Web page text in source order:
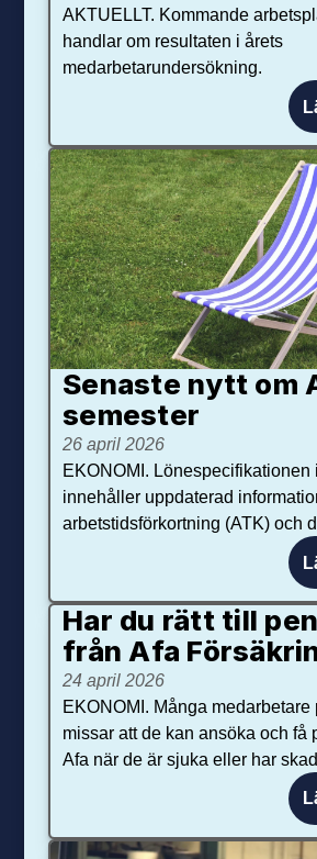
AKTUELLT. Kommande
handlar om resultaten i årets
medarbetarundersökning.
Senaste nytt om
se­mester
26 april 2026
EKONOMI. Lönespecifikationen
innehåller uppdaterad
arbetstidsförkortning (ATK) och
Har du rätt till
från Afa
24 april 2026
EKONOMI. Många medarbetare
missar att de kan ansöka och få
Afa när de är sjuka eller har